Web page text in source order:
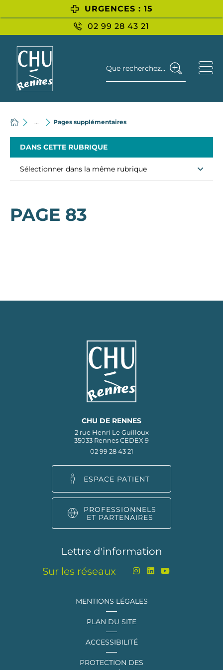
URGENCES : 15
02 99 28 43 21
Que recherchez-vous ?
... Pages supplémentaires
DANS CETTE RUBRIQUE
Sélectionner dans la même rubrique
PAGE 83
CHU DE RENNES
2 rue Henri Le Guilloux
35033 Rennes CEDEX 9
02 99 28 43 21
ESPACE PATIENT
PROFESSIONNELS
ET PARTENAIRES
Lettre d'information
Sur les réseaux
MENTIONS LÉGALES
PLAN DU SITE
ACCESSIBILITÉ
PROTECTION DES